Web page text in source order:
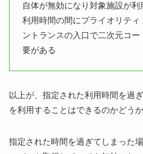
自体が無効になり対象施設が利
利用時間の間にプライオリティ
ントランスの入口で二次元コ
要がある
以上が、指定された利用時間を過
を利用することはできるのかどう
指定された時間を過ぎてしまった